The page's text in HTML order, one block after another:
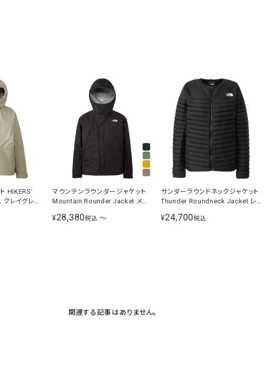
HIKERS’
マウンテンラウンダージャケット
Mountain Rounder Jacket メン
¥28,380税込 〜
サンダーラウンドネックジャケット
Thunder Roundneck Jacket レ
¥24,700税込
関連する記事はありません。